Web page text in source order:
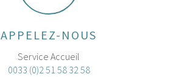
APPELEZ-NOUS
Service Accueil
0033 (0)2 51 58 32 58